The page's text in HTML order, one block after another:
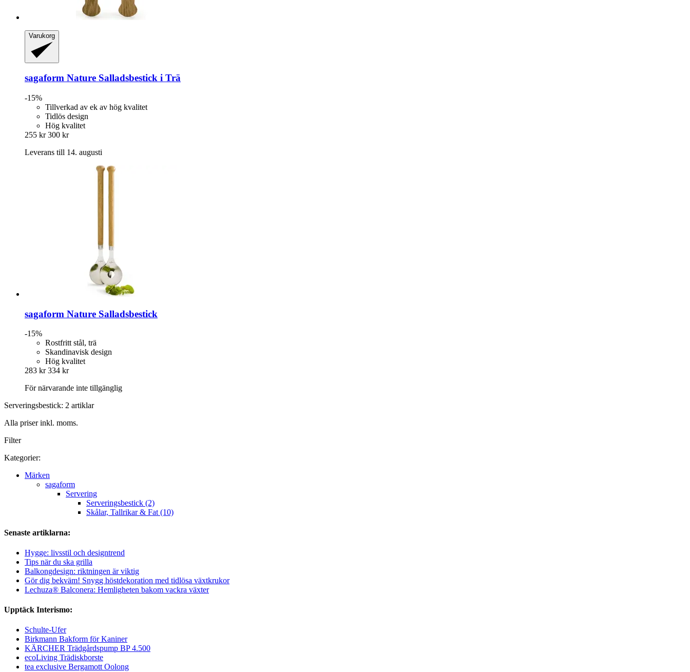
Varukorg
sagaform Nature Salladsbestick i Trä
-15%
Tillverkad av ek av hög kvalitet
Tidlös design
Hög kvalitet
255 kr 300 kr
Leverans till 14. augusti
sagaform Nature Salladsbestick
-15%
Rostfritt stål, trä
Skandinavisk design
Hög kvalitet
283 kr 334 kr
För närvarande inte tillgänglig
Serveringsbestick: 2 artiklar
Alla priser inkl. moms.
Filter
Kategorier:
Märken
sagaform
Servering
Serveringsbestick (2)
Skålar, Tallrikar & Fat (10)
Senaste artiklarna:
Hygge: livsstil och designtrend
Tips när du ska grilla
Balkongdesign: riktningen är viktig
Gör dig bekväm! Snygg höstdekoration med tidlösa växtkrukor
Lechuza® Balconera: Hemligheten bakom vackra växter
Upptäck Interismo:
Schulte-Ufer
Birkmann Bakform för Kaniner
KÄRCHER Trädgårdspump BP 4.500
ecoLiving Trädiskborste
tea exclusive Bergamott Oolong